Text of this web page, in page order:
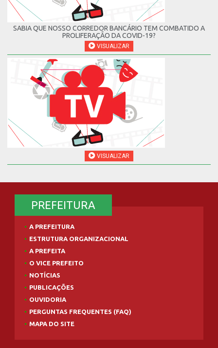
SABIA QUE NOSSO CORREDOR BANCÁRIO TEM COMBATIDO A
PROLIFERAÇÃO DA COVID-19?
VISUALIZAR
VISUALIZAR
PREFEITURA
A PREFEITURA
ESTRUTURA ORGANIZACIONAL
A PREFEITA
O VICE PREFEITO
NOTÍCIAS
PUBLICAÇÕES
OUVIDORIA
PERGUNTAS FREQUENTES (FAQ)
MAPA DO SITE